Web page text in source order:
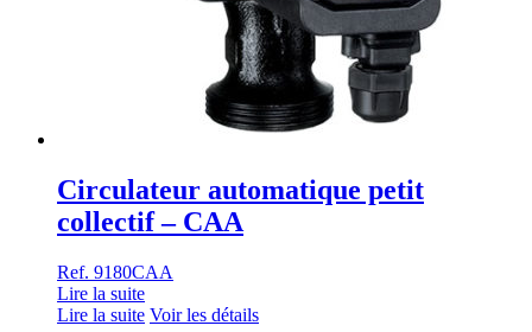
Circulateur automatique petit
collectif – CAA
Ref. 9180CAA
Lire la suite
Lire la suite Voir les détails